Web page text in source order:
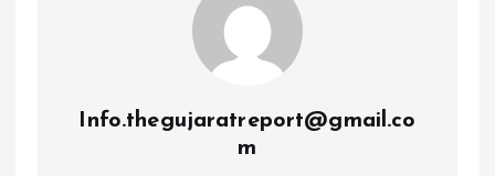
Info.thegujaratreport@gmail.co
m